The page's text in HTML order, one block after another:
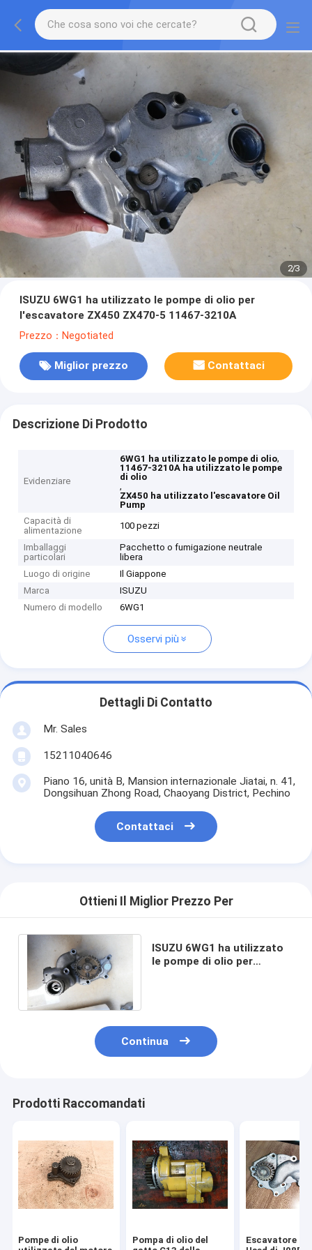
2/3
ISUZU 6WG1 ha utilizzato le pompe di olio per
l'escavatore ZX450 ZX470-5 11467-3210A
Prezzo：Negotiated
Miglior prezzo Contattaci
Descrizione Di Prodotto
Evidenziare
6WG1 ha utilizzato le pompe di olio,
11467-3210A ha utilizzato le pompe
di olio
,
ZX450 ha utilizzato l'escavatore Oil
Pump
Capacità di
alimentazione
100 pezzi
Imballaggi
particolari
Pacchetto o fumigazione neutrale
libera
Luogo di origine
Il Giappone
Marca
ISUZU
Numero di modello
6WG1
Osservi più
Dettagli Di Contatto
Mr. Sales
15211040646
Piano 16, unità B, Mansion internazionale Jiatai, n. 41,
Dongsihuan Zhong Road, Chaoyang District, Pechino
Contattaci
Ottieni Il Miglior Prezzo Per
ISUZU 6WG1 ha utilizzato
le pompe di olio per
Continua
Prodotti Raccomandati
Pompe di olio
Pompa di olio del
Escavatore